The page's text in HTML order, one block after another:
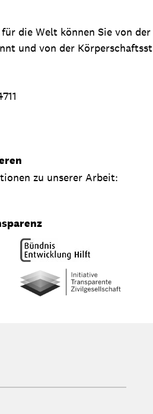
die Welt können Sie von
und von der
zu unserer Arbeit: